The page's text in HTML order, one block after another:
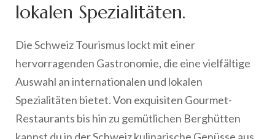
lokalen Spezialitäten.
Die Schweiz Tourismus lockt mit einer
hervorragenden Gastronomie, die eine vielfältige
Auswahl an internationalen und lokalen
Spezialitäten bietet. Von exquisiten Gourmet-
Restaurants bis hin zu gemütlichen Berghütten